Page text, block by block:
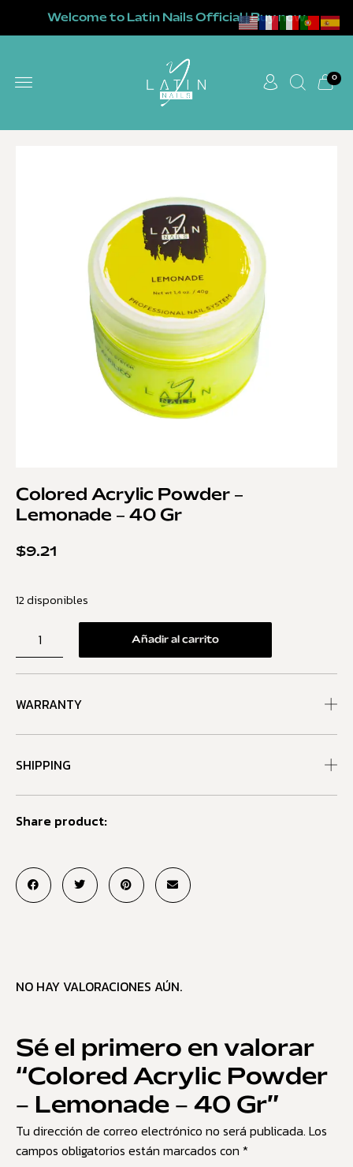
Welcome to Latin Nails Official | Buy now
0
Colored Acrylic Powder –
Lemonade – 40 Gr
$9.21
12 disponibles
Añadir al carrito
WARRANTY
SHIPPING
Share product:
NO HAY VALORACIONES AÚN.
Sé el primero en valorar
“Colored Acrylic Powder
– Lemonade – 40 Gr”
Tu dirección de correo electrónico no será publicada. Los
campos obligatorios están marcados con *